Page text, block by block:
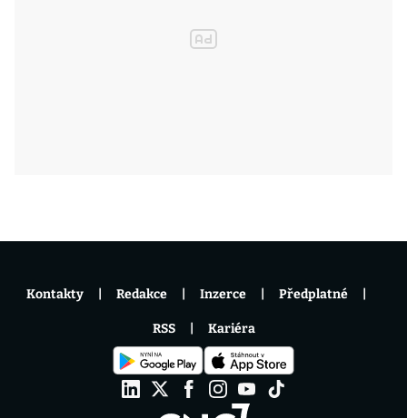
Kontakty Redakce Inzerce Předplatné
RSS Kariéra